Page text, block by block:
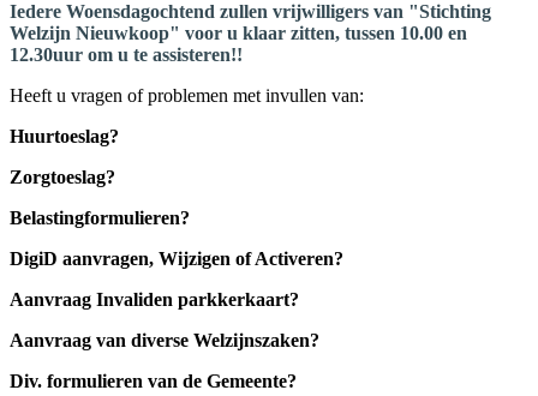
Iedere Woensdagochtend zullen vrijwilligers van "Stichting
Welzijn Nieuwkoop" voor u klaar zitten, tussen 10.00 en
12.30uur om u te assisteren!!
Heeft u vragen of problemen met invullen van:
Huurtoeslag?
Zorgtoeslag?
Belastingformulieren?
DigiD aanvragen, Wijzigen of Activeren?
Aanvraag Invaliden parkkerkaart?
Aanvraag van diverse Welzijnszaken?
Div. formulieren van de Gemeente?